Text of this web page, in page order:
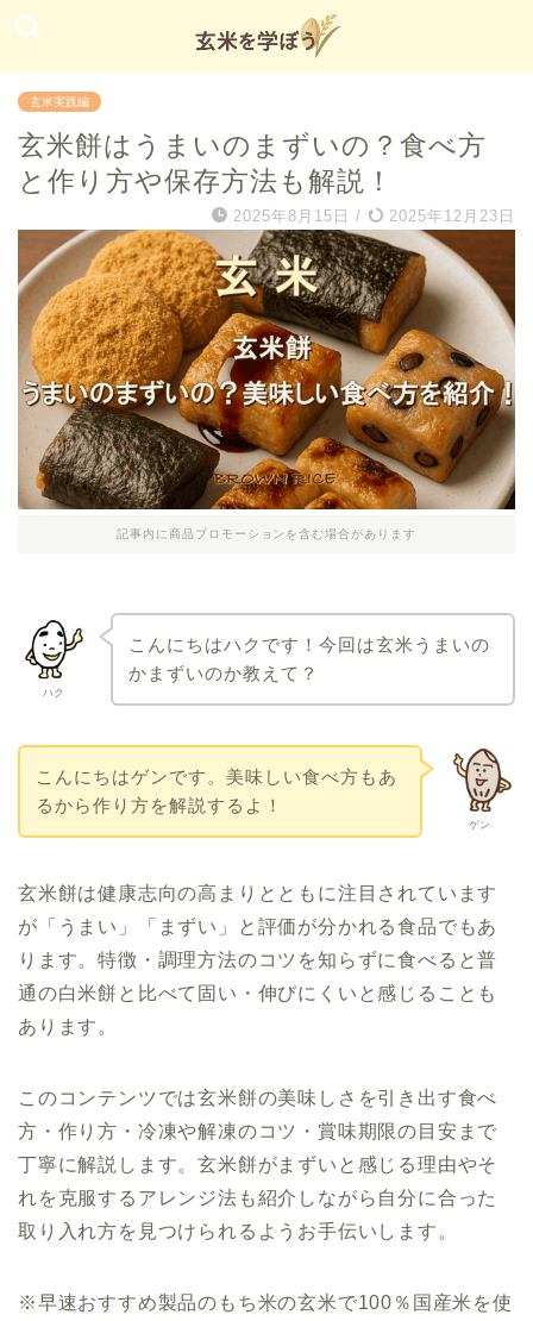
玄米実践編
玄米餅はうまいのまずいの？食べ方
と作り方や保存方法も解説！
2025年8月15日 / 2025年12月23日
記事内に商品プロモーションを含む場合があります
ハク
こんにちはハクです！今回は玄米うまいの
かまずいのか教えて？
ゲン
こんにちはゲンです。美味しい食べ方もあ
るから作り方を解説するよ！
玄米餅は健康志向の高まりとともに注目されています
が「うまい」「まずい」と評価が分かれる食品でもあ
ります。特徴・調理方法のコツを知らずに食べると普
通の白米餅と比べて固い・伸びにくいと感じることも
あります。
このコンテンツでは玄米餅の美味しさを引き出す食べ
方・作り方・冷凍や解凍のコツ・賞味期限の目安まで
丁寧に解説します。玄米餅がまずいと感じる理由やそ
れを克服するアレンジ法も紹介しながら自分に合った
取り入れ方を見つけられるようお手伝いします。
※早速おすすめ製品のもち米の玄米で100％国産米を使